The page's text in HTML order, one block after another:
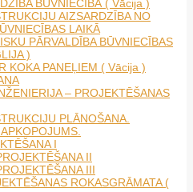
BŪVNIECĪBĀ ( Vācija )
AIZSARDZĪBA NO
LAIKĀ
PĀRVALDĪBA BŪVNIECĪBAS
)
KOKA PANEĻIEM ( Vācija )
– PROJEKTĒŠANAS
PLĀNOŠANA.
I
II
III
ROKASGRĀMATA (